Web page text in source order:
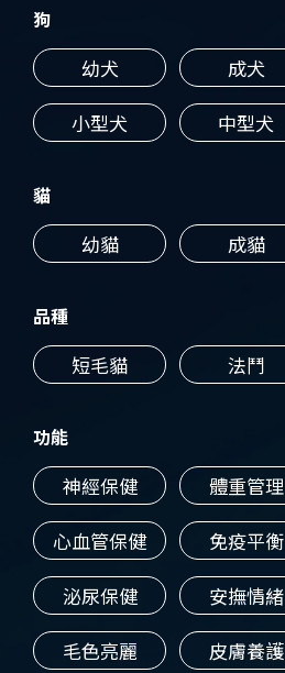
狗
幼犬 成犬
小型犬
中型犬
貓
幼貓 成貓
品種
短毛貓 法鬥
功能
神經保健 體重管理
心血管保健
免疫平衡
泌尿保健
安撫情緒
毛色亮麗
皮膚養護